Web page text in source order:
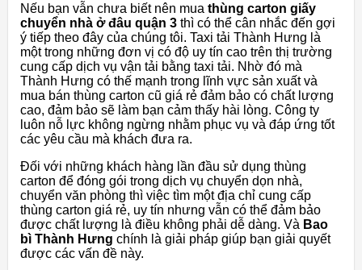
Nếu bạn vẫn chưa biết nên mua thùng carton giấy
chuyển nhà ở đâu quận 3 thì có thể cân nhắc đến gợi
ý tiếp theo đây của chúng tôi. Taxi tải Thành Hưng là
một trong những đơn vị có độ uy tín cao trên thị trường
cung cấp dịch vụ vận tải bằng taxi tải. Nhờ đó mà
Thành Hưng có thế mạnh trong lĩnh vực sản xuất và
mua bán thùng carton cũ giá rẻ đảm bảo có chất lượng
cao, đảm bảo sẽ làm bạn cảm thấy hài lòng. Công ty
luôn nỗ lực không ngừng nhằm phục vụ và đáp ứng tốt
các yêu cầu mà khách đưa ra.
Đối với những khách hàng lần đầu sử dụng thùng
carton để đóng gói trong dịch vụ chuyển dọn nhà,
chuyển văn phòng thì việc tìm một địa chỉ cung cấp
thùng carton giá rẻ, uy tín nhưng vẫn có thể đảm bảo
được chất lượng là điều không phải dễ dàng. Và Bao
bì Thành Hưng chính là giải pháp giúp bạn giải quyết
được các vấn đề này.